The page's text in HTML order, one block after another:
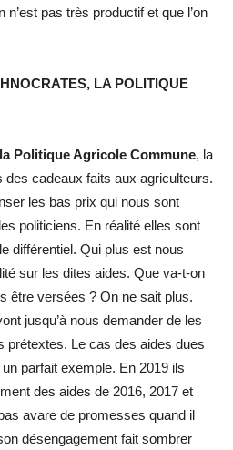
n’est pas très productif et que l’on
LA POLITIQUE
Politique Agricole Commune, la
cadeaux faits aux agriculteurs.
les bas prix qui nous sont
politiciens. En réalité elles sont
différentiel. Qui plus est nous
sur les dites aides. Que va-t-on
être versées ? On ne sait plus.
jusqu’à nous demander de les
prétextes. Le cas des aides dues
parfait exemple. En 2019 ils
des aides de 2016, 2017 et
avare de promesses quand il
désengagement fait sombrer